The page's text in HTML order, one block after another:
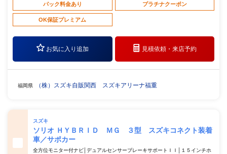
パック料金あり プラチナクーポン
OK保証プレミアム
お気に入り追加 見積依頼・来店予約
福岡県 （株）スズキ自販関西 スズキアリーナ福重
スズキ
ソリオ ＨＹＢＲＩＤ ＭＧ ３型 スズキコネクト装着
車／サポカー
全方位モニター付ナビ│デュアルセンサーブレーキサポートＩＩ│１５インチホ